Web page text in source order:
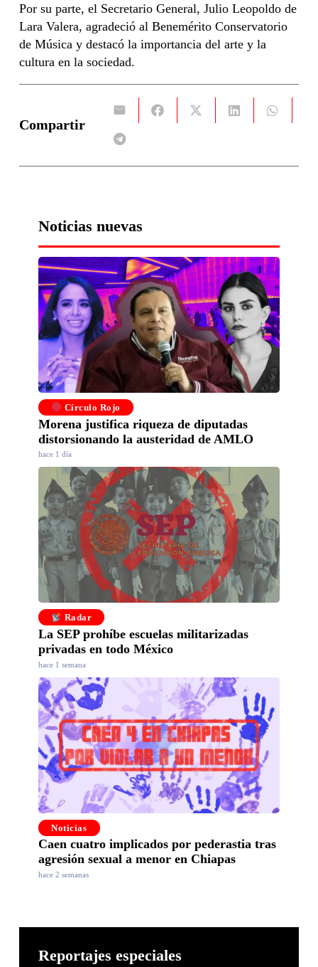
Por su parte, el Secretario General, Julio Leopoldo de
Lara Valera, agradeció al Benemérito Conservatorio
de Música y destacó la importancia del arte y la
cultura en la sociedad.
Compartir
Noticias nuevas
Círculo Rojo
Morena justifica riqueza de diputadas
distorsionando la austeridad de AMLO
hace 1 día
Radar
La SEP prohíbe escuelas militarizadas
privadas en todo México
hace 1 semana
Noticias
Caen cuatro implicados por pederastia tras
agresión sexual a menor en Chiapas
hace 2 semanas
Reportajes especiales